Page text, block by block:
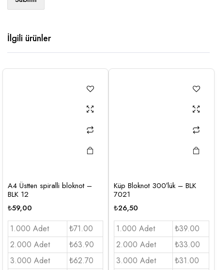
İlgili ürünler
A4 Üstten spiralli bloknot –
BLK 12
₺59,00
1.000 Adet
₺71.00
2.000 Adet
₺63.90
3.000 Adet
₺62.70
Küp Bloknot 300′lük – BLK
7021
₺26,50
1.000 Adet
₺39.00
2.000 Adet
₺33.00
3.000 Adet
₺31.00